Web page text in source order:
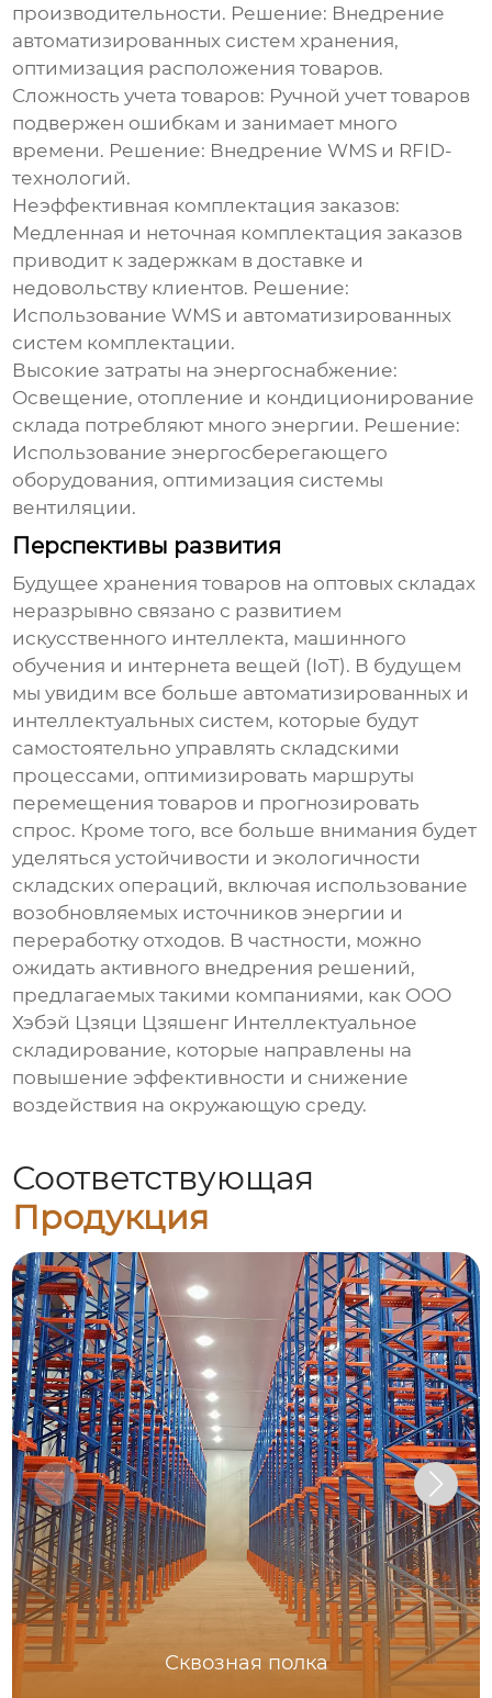
производительности. Решение: Внедрение
автоматизированных систем хранения,
оптимизация расположения товаров.
Сложность учета товаров: Ручной учет товаров
подвержен ошибкам и занимает много
времени. Решение: Внедрение WMS и RFID-
технологий.
Неэффективная комплектация заказов:
Медленная и неточная комплектация заказов
приводит к задержкам в доставке и
недовольству клиентов. Решение:
Использование WMS и автоматизированных
систем комплектации.
Высокие затраты на энергоснабжение:
Освещение, отопление и кондиционирование
склада потребляют много энергии. Решение:
Использование энергосберегающего
оборудования, оптимизация системы
вентиляции.
Перспективы развития
Будущеехранения товаров на оптовых складах
неразрывно связано с развитием
искусственного интеллекта, машинного
обучения и интернета вещей (IoT). В будущем
мы увидим все больше автоматизированных и
интеллектуальных систем, которые будут
самостоятельно управлять складскими
процессами, оптимизировать маршруты
перемещения товаров и прогнозировать
спрос. Кроме того, все больше внимания будет
уделяться устойчивости и экологичности
складских операций, включая использование
возобновляемых источников энергии и
переработку отходов. В частности, можно
ожидать активного внедрения решений,
предлагаемых такими компаниями, как ООО
Хэбэй Цзяци Цзяшенг Интеллектуальное
складирование, которые направлены на
повышение эффективности и снижение
воздействия на окружающую среду.
Соответствующая
Продукция
Сквозная полка